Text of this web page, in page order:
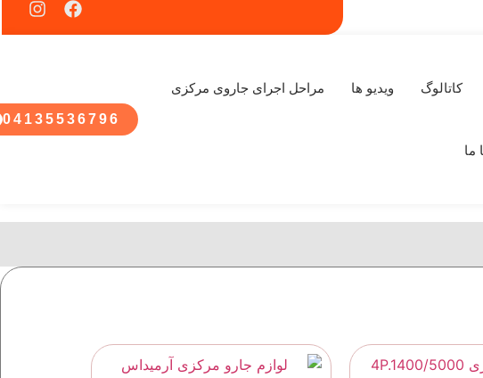
کاتالوگ ویدیو ها مراحل اجرای جاروی مرکزی
ما
04135536796